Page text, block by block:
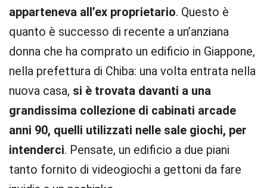
apparteneva all’ex proprietario. Questo è
quanto è successo di recente a un’anziana
donna che ha comprato un edificio in Giappone,
nella prefettura di Chiba: una volta entrata nella
nuova casa, si è trovata davanti a una
grandissima collezione di cabinati arcade
anni 90, quelli utilizzati nelle sale giochi, per
intenderci. Pensate, un edificio a due piani
tanto fornito di videogiochi a gettoni da fare